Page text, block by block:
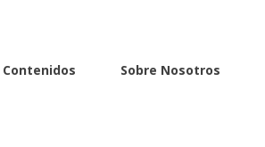
Contenidos Sobre Nosotros